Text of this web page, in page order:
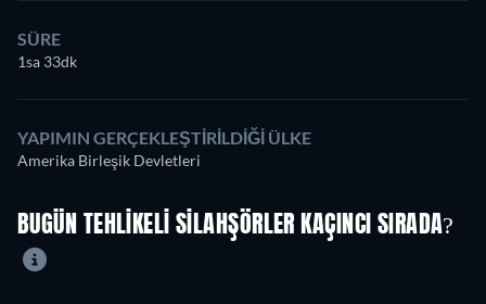
SÜRE
1sa 33dk
YAPIMIN GERÇEKLEŞTIRILDIĞI ÜLKE
Amerika Birleşik Devletleri
BUGÜN TEHLIKELI SILAHŞÖRLER KAÇINCI SIRADA?